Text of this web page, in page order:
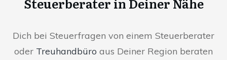
Dich bei Steuerfragen von einem Steuerberater
oder Treuhandbüro aus Deiner Region beraten